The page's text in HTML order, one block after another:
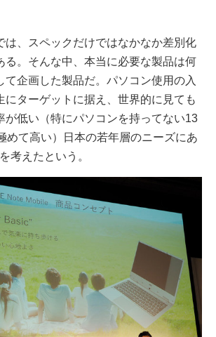
、スペックだけではなかなか差別化
る。そんな中、本当に必要な製品は何
て企画した製品だ。パソコン使用の入
にターゲットに据え、世界的に見ても
が低い（特にパソコンを持ってない13
めて高い）日本の若年層のニーズにあ
考えたという。